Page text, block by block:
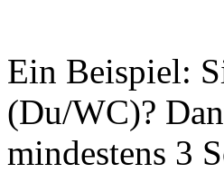
Ein Beispiel:
(Du/WC)?
mindestens 3